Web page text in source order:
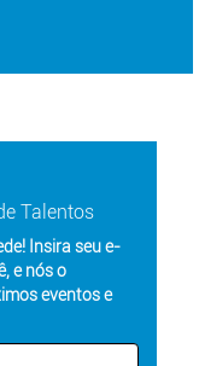
Talentos
Insira seu e-
e nós o
eventos e